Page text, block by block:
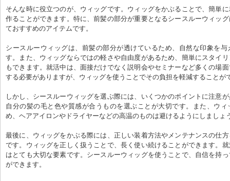
そんな時に役立つのが、ウィッグです。ウィッグをかぶることで、簡単
作ることができます。特に、前髪の部分が重要となるシースルーウィッ
ておすすめのアイテムです。
シースルーウィッグは、前髪の部分が透けているため、自然な印象を与
す。また、ウィッグならではの軽さや自由度があるため、簡単にスタイ
もできます。就活中は、面接だけでなく説明会やセミナーなど多くの場
する必要がありますが、ウィッグを使うことでその負担を軽減することが
しかし、シースルーウィッグを選ぶ際には、いくつかのポイントに注意
自分の髪の毛と色や質感が合うものを選ぶことが大切です。また、ウィ
め、ヘアアイロンやドライヤーなどの高温のものは避けるようにしましょ
最後に、ウィッグをかぶる際には、正しい装着方法やメンテナンスの仕
です。ウィッグを正しく扱うことで、長く使い続けることができます。
はとても大切な要素です。シースルーウィッグを使うことで、自信を持
ができます。